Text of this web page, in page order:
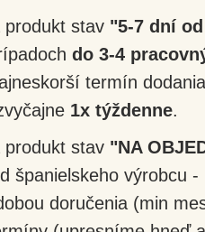
stav "5-7 dní
do 3-4
termín
1x týždenne.
stav "NA
španielskeho výrobcu
doručenia (min